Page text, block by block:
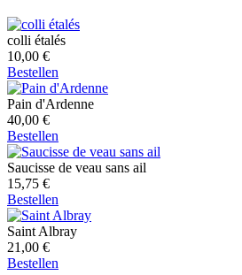
colli étalés
10,00 €
Bestellen
Pain d'Ardenne
40,00 €
Bestellen
Saucisse de veau sans ail
15,75 €
Bestellen
Saint Albray
21,00 €
Bestellen